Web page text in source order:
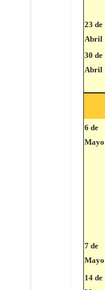
23 de
Abril
30 de
Abril
6 de
Mayo
7 de
Mayo
14 de